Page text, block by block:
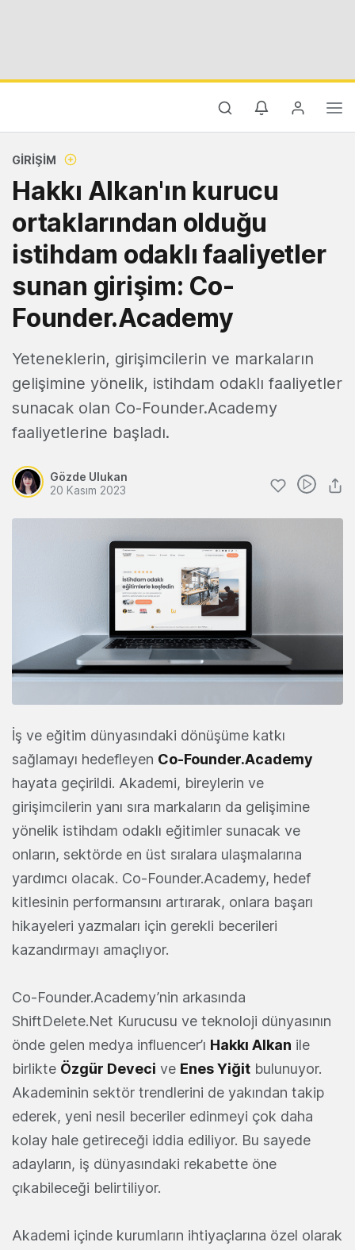
GIRIŞIM
Hakkı Alkan'ın kurucu
ortaklarından olduğu
istihdam odaklı faaliyetler
sunan girişim: Co-
Founder.Academy
Yeteneklerin, girişimcilerin ve markaların
gelişimine yönelik, istihdam odaklı faaliyetler
sunacak olan Co-Founder.Academy
faaliyetlerine başladı.
Gözde Ulukan
20 Kasım 2023
İş ve eğitim dünyasındaki dönüşüme katkı
sağlamayı hedefleyen Co-Founder.Academy
hayata geçirildi. Akademi, bireylerin ve
girişimcilerin yanı sıra markaların da gelişimine
yönelik istihdam odaklı eğitimler sunacak ve
onların, sektörde en üst sıralara ulaşmalarına
yardımcı olacak. Co-Founder.Academy, hedef
kitlesinin performansını artırarak, onlara başarı
hikayeleri yazmaları için gerekli becerileri
kazandırmayı amaçlıyor.
Co-Founder.Academy’nin arkasında
ShiftDelete.Net Kurucusu ve teknoloji dünyasının
önde gelen medya influencer’ı Hakkı Alkan ile
birlikte Özgür Deveci ve Enes Yiğit bulunuyor.
Akademinin sektör trendlerini de yakından takip
ederek, yeni nesil beceriler edinmeyi çok daha
kolay hale getireceği iddia ediliyor. Bu sayede
adayların, iş dünyasındaki rekabette öne
çıkabileceği belirtiliyor.
Akademi içinde kurumların ihtiyaçlarına özel olarak